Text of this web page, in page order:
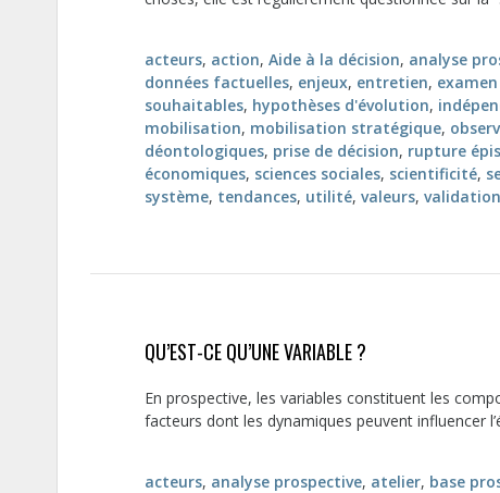
acteurs, action, Aide à la décision, analyse
données factuelles, enjeux, entretien,
souhaitables, hypothèses d'évolution,
mobilisation, mobilisation stratégique,
déontologiques, prise de décision, rupture
économiques, sciences sociales, scientificité,
système, tendances, utilité, valeurs, validation
QU’EST-CE QU’UNE VARIABLE ?
En prospective, les variables constituent les
facteurs dont les dynamiques peuvent influencer
acteurs, analyse prospective, atelier, base